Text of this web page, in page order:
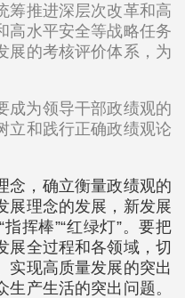
筹推进深层次改革和高
高水平安全等战略任务
展的考核评价体系，为
为领导干部政绩观的
立和践行正确政绩观论
念，确立衡量政绩观的
展理念的发展，新发展
挥棒”“红绿灯”。要把
展全过程和各领域，切
实现高质量发展的突出
产生活的突出问题。